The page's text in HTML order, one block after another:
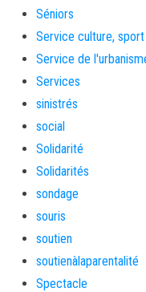
Séniors
Service culture,
Service de
Services
sinistrés
social
Solidarité
Solidarités
sondage
souris
soutien
soutienàlaparentalité
Spectacle